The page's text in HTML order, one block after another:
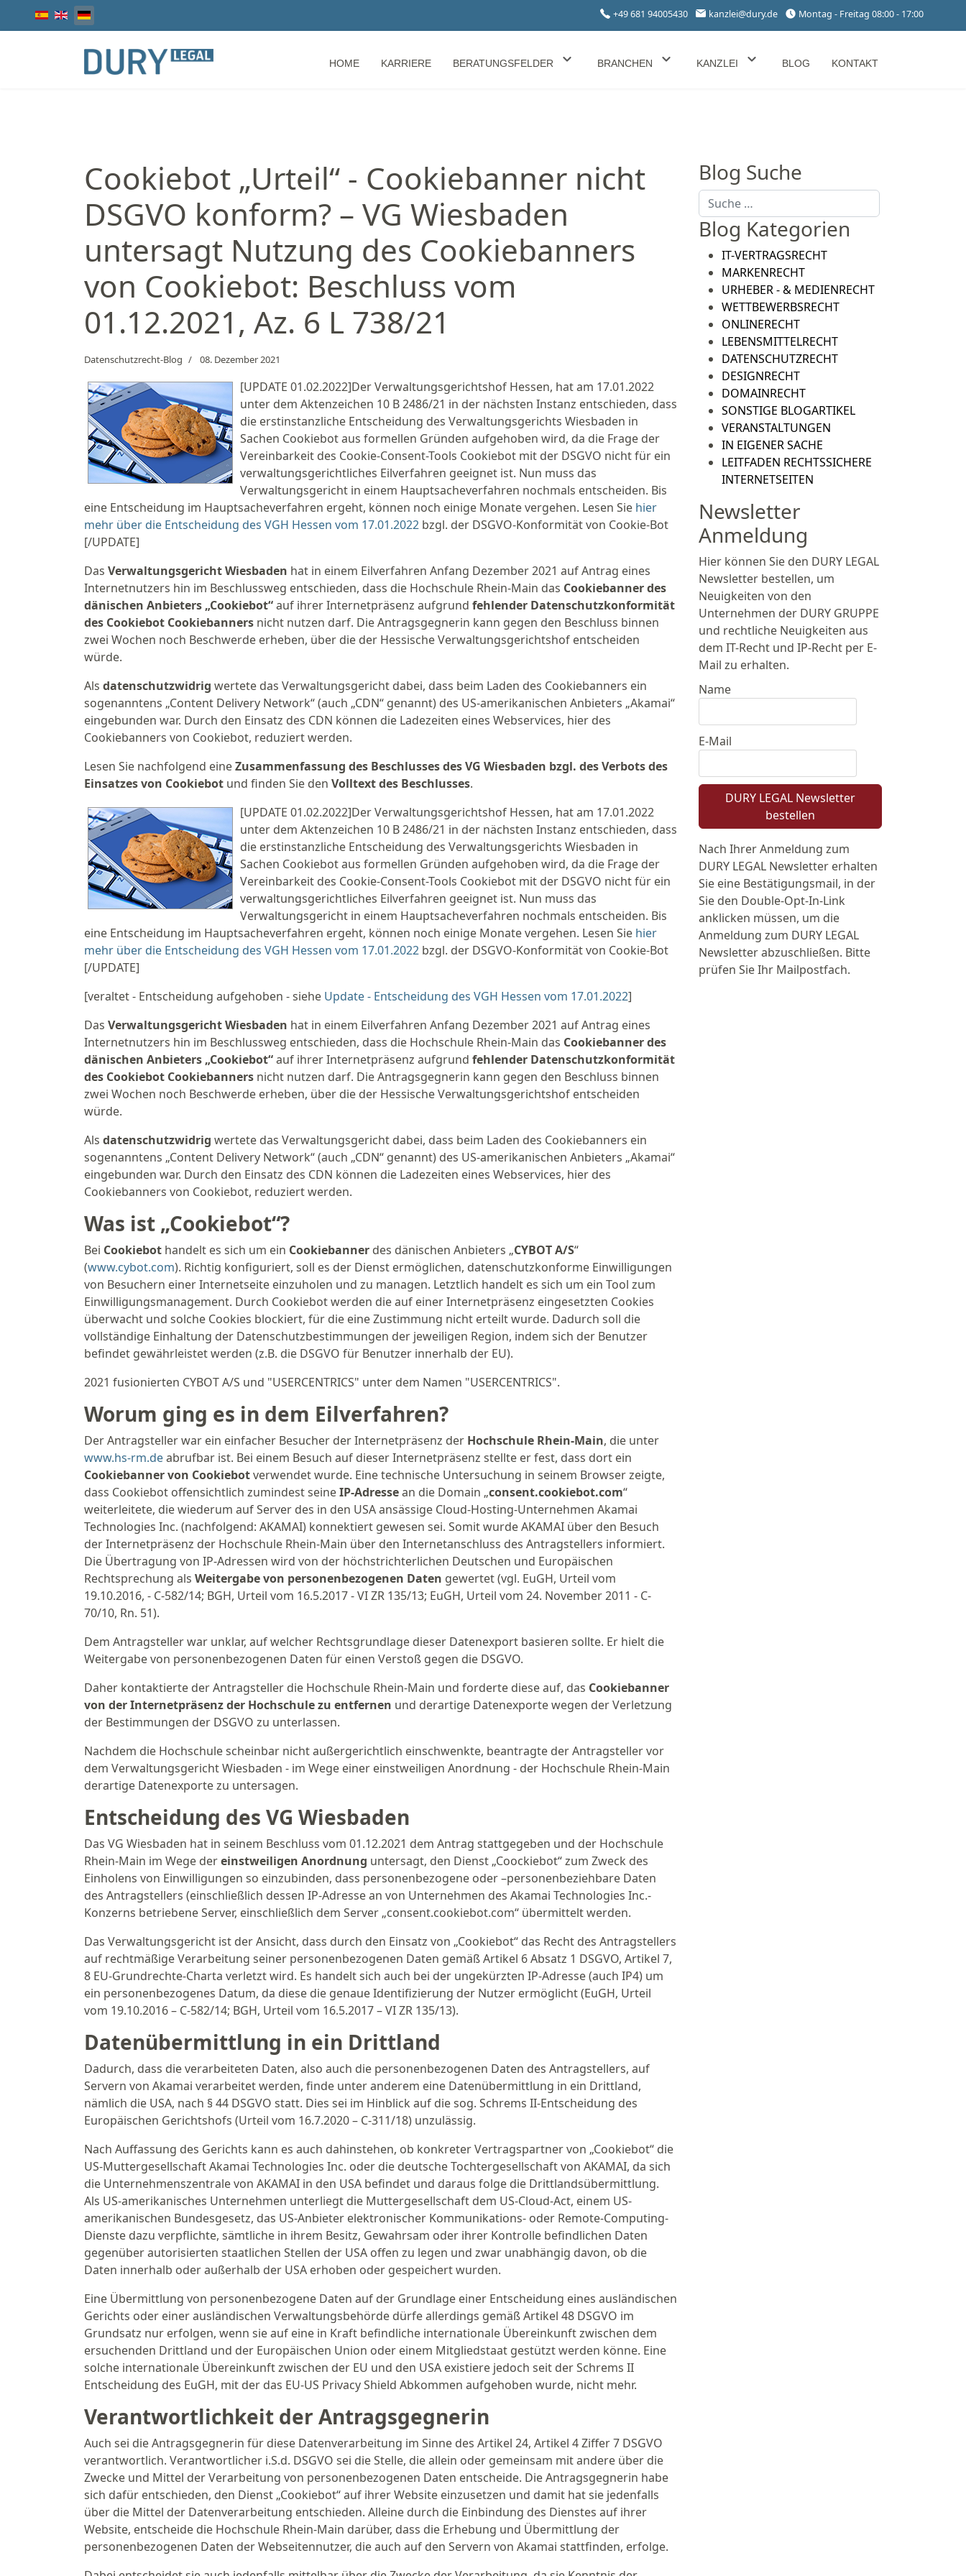
Sprache auswählen +49 681 94005430 kanzlei@dury.de Montag - Freitag 08:00 - 17:00
HOME KARRIERE BERATUNGSFELDER BRANCHEN KANZLEI BLOG KONTAKT
Cookiebot „Urteil“ - Cookiebanner nicht
DSGVO konform? – VG Wiesbaden
untersagt Nutzung des Cookiebanners
von Cookiebot: Beschluss vom
01.12.2021, Az. 6 L 738/21
Datenschutzrecht-Blog 08. Dezember 2021
[UPDATE 01.02.2022]Der Verwaltungsgerichtshof Hessen, hat am 17.01.2022
unter dem Aktenzeichen 10 B 2486/21 in der nächsten Instanz entschieden, dass
die erstinstanzliche Entscheidung des Verwaltungsgerichts Wiesbaden in
Sachen Cookiebot aus formellen Gründen aufgehoben wird, da die Frage der
Vereinbarkeit des Cookie-Consent-Tools Cookiebot mit der DSGVO nicht für ein
verwaltungsgerichtliches Eilverfahren geeignet ist. Nun muss das
Verwaltungsgericht in einem Hauptsacheverfahren nochmals entscheiden. Bis
eine Entscheidung im Hauptsacheverfahren ergeht, können noch einige Monate vergehen. Lesen Sie hier
mehr über die Entscheidung des VGH Hessen vom 17.01.2022 bzgl. der DSGVO-Konformität von Cookie-Bot
[/UPDATE]
Das Verwaltungsgericht Wiesbaden hat in einem Eilverfahren Anfang Dezember 2021 auf Antrag eines
Internetnutzers hin im Beschlussweg entschieden, dass die Hochschule Rhein-Main das Cookiebanner des
dänischen Anbieters „Cookiebot“auf ihrer Internetpräsenz aufgrund fehlender Datenschutzkonformität
des Cookiebot Cookiebanners nicht nutzen darf. Die Antragsgegnerin kann gegen den Beschluss binnen
zwei Wochen noch Beschwerde erheben, über die der Hessische Verwaltungsgerichtshof entscheiden
würde.
Als datenschutzwidrig wertete das Verwaltungsgericht dabei, dass beim Laden des Cookiebanners ein
sogenanntens „Content Delivery Network“ (auch „CDN“ genannt) des US-amerikanischen Anbieters „Akamai“
eingebunden war. Durch den Einsatz des CDN können die Ladezeiten eines Webservices, hier des
Cookiebanners von Cookiebot, reduziert werden.
Lesen Sie nachfolgend eineZusammenfassung des Beschlusses des VG Wiesbaden bzgl. des Verbots des
Einsatzes von Cookiebot und finden Sie den Volltext des Beschlusses.
[UPDATE 01.02.2022]Der Verwaltungsgerichtshof Hessen, hat am 17.01.2022
unter dem Aktenzeichen 10 B 2486/21 in der nächsten Instanz entschieden, dass
die erstinstanzliche Entscheidung des Verwaltungsgerichts Wiesbaden in
Sachen Cookiebot aus formellen Gründen aufgehoben wird, da die Frage der
Vereinbarkeit des Cookie-Consent-Tools Cookiebot mit der DSGVO nicht für ein
verwaltungsgerichtliches Eilverfahren geeignet ist. Nun muss das
Verwaltungsgericht in einem Hauptsacheverfahren nochmals entscheiden. Bis
eine Entscheidung im Hauptsacheverfahren ergeht, können noch einige Monate vergehen. Lesen Sie hier
mehr über die Entscheidung des VGH Hessen vom 17.01.2022 bzgl. der DSGVO-Konformität von Cookie-Bot
[/UPDATE]
[veraltet - Entscheidung aufgehoben - siehe Update - Entscheidung des VGH Hessen vom 17.01.2022]
Das Verwaltungsgericht Wiesbaden hat in einem Eilverfahren Anfang Dezember 2021 auf Antrag eines
Internetnutzers hin im Beschlussweg entschieden, dass die Hochschule Rhein-Main das Cookiebanner des
dänischen Anbieters „Cookiebot“auf ihrer Internetpräsenz aufgrund fehlender Datenschutzkonformität
des Cookiebot Cookiebanners nicht nutzen darf. Die Antragsgegnerin kann gegen den Beschluss binnen
zwei Wochen noch Beschwerde erheben, über die der Hessische Verwaltungsgerichtshof entscheiden
würde.
Als datenschutzwidrig wertete das Verwaltungsgericht dabei, dass beim Laden des Cookiebanners ein
sogenanntens „Content Delivery Network“ (auch „CDN“ genannt) des US-amerikanischen Anbieters „Akamai“
eingebunden war. Durch den Einsatz des CDN können die Ladezeiten eines Webservices, hier des
Cookiebanners von Cookiebot, reduziert werden.
Was ist „Cookiebot“?
Bei Cookiebot handelt es sich um ein Cookiebanner des dänischen Anbieters „CYBOT A/S“
(www.cybot.com). Richtig konfiguriert, soll es der Dienst ermöglichen, datenschutzkonforme Einwilligungen
von Besuchern einer Internetseite einzuholen und zu managen. Letztlich handelt es sich um ein Tool zum
Einwilligungsmanagement. Durch Cookiebot werden die auf einer Internetpräsenz eingesetzten Cookies
überwacht und solche Cookies blockiert, für die eine Zustimmung nicht erteilt wurde. Dadurch soll die
vollständige Einhaltung der Datenschutzbestimmungen der jeweiligen Region, indem sich der Benutzer
befindet gewährleistet werden (z.B. die DSGVO für Benutzer innerhalb der EU).
2021 fusionierten CYBOT A/S und "USERCENTRICS" unter dem Namen "USERCENTRICS".
Worum ging es in dem Eilverfahren?
Der Antragsteller war ein einfacher Besucher der Internetpräsenz der Hochschule Rhein-Main, die unter
www.hs-rm.deabrufbar ist. Bei einem Besuch auf dieser Internetpräsenz stellte er fest, dass dort ein
Cookiebanner von Cookiebotverwendet wurde. Eine technische Untersuchung in seinem Browser zeigte,
dass Cookiebot offensichtlich zumindest seineIP-Adressean die Domain „consent.cookiebot.com“
weiterleitete, die wiederum auf Server des in den USA ansässige Cloud-Hosting-Unternehmen Akamai
Technologies Inc. (nachfolgend: AKAMAI) konnektiert gewesen sei. Somit wurde AKAMAI über den Besuch
der Internetpräsenz der Hochschule Rhein-Main über den Internetanschluss des Antragstellers informiert.
Die Übertragung von IP-Adressen wird von der höchstrichterlichen Deutschen und Europäischen
Rechtsprechung als Weitergabe von personenbezogenen Daten gewertet (vgl. EuGH, Urteil vom
19.10.2016, - C-582/14; BGH, Urteil vom 16.5.2017 - VI ZR 135/13; EuGH, Urteil vom 24. November 2011 - C-
70/10, Rn. 51).
Dem Antragsteller war unklar, auf welcher Rechtsgrundlage dieser Datenexport basieren sollte. Er hielt die
Weitergabe von personenbezogenen Daten für einen Verstoß gegen die DSGVO.
Daher kontaktierte der Antragsteller die Hochschule Rhein-Main und forderte diese auf, das Cookiebanner
von der Internetpräsenz der Hochschule zu entfernen und derartige Datenexporte wegen der Verletzung
der Bestimmungen der DSGVO zu unterlassen.
Nachdem die Hochschule scheinbar nicht außergerichtlich einschwenkte, beantragte der Antragsteller vor
dem Verwaltungsgericht Wiesbaden - im Wege einer einstweiligen Anordnung - der Hochschule Rhein-Main
derartige Datenexporte zu untersagen.
Entscheidung des VG Wiesbaden
Das VG Wiesbaden hat in seinem Beschluss vom 01.12.2021 dem Antrag stattgegeben und der Hochschule
Rhein-Main im Wege dereinstweiligen Anordnung untersagt, den Dienst „Coockiebot“ zum Zweck des
Einholens von Einwilligungen so einzubinden, dass personenbezogene oder –personenbeziehbare Daten
des Antragstellers (einschließlich dessen IP-Adresse an von Unternehmen des Akamai Technologies Inc.-
Konzerns betriebene Server, einschließlich dem Server „consent.cookiebot.com“ übermittelt werden.
Das Verwaltungsgericht ist der Ansicht, dass durch den Einsatz von „Cookiebot“ das Recht des Antragstellers
auf rechtmäßige Verarbeitung seiner personenbezogenen Daten gemäß Artikel 6 Absatz 1 DSGVO, Artikel 7,
8 EU-Grundrechte-Charta verletzt wird. Es handelt sich auch bei der ungekürzten IP-Adresse (auch IP4) um
ein personenbezogenes Datum, da diese die genaue Identifizierung der Nutzer ermöglicht (EuGH, Urteil
vom 19.10.2016 – C-582/14; BGH, Urteil vom 16.5.2017 – VI ZR 135/13).
Datenübermittlung in ein Drittland
Dadurch, dass die verarbeiteten Daten, also auch die personenbezogenen Daten des Antragstellers, auf
Servern von Akamai verarbeitet werden, finde unter anderem eine Datenübermittlung in ein Drittland,
nämlich die USA, nach § 44 DSGVO statt. Dies sei im Hinblick auf die sog. Schrems II-Entscheidung des
Europäischen Gerichtshofs (Urteil vom 16.7.2020 – C-311/18) unzulässig.
Nach Auffassung des Gerichts kann es auch dahinstehen, ob konkreter Vertragspartner von „Cookiebot“ die
US-Muttergesellschaft Akamai Technologies Inc. oder die deutsche Tochtergesellschaft von AKAMAI, da sich
die Unternehmenszentrale von AKAMAI in den USA befindet und daraus folge die Drittlandsübermittlung.
Als US-amerikanisches Unternehmen unterliegt die Muttergesellschaft dem US-Cloud-Act, einem US-
amerikanischen Bundesgesetz, das US-Anbieter elektronischer Kommunikations- oder Remote-Computing-
Dienste dazu verpflichte, sämtliche in ihrem Besitz, Gewahrsam oder ihrer Kontrolle befindlichen Daten
gegenüber autorisierten staatlichen Stellen der USA offen zu legen und zwar unabhängig davon, ob die
Daten innerhalb oder außerhalb der USA erhoben oder gespeichert wurden.
Eine Übermittlung von personenbezogene Daten auf der Grundlage einer Entscheidung eines ausländischen
Gerichts oder einer ausländischen Verwaltungsbehörde dürfe allerdings gemäß Artikel 48 DSGVO im
Grundsatz nur erfolgen, wenn sie auf eine in Kraft befindliche internationale Übereinkunft zwischen dem
ersuchenden Drittland und der Europäischen Union oder einem Mitgliedstaat gestützt werden könne. Eine
solche internationale Übereinkunft zwischen der EU und den USA existiere jedoch seit der Schrems II
Entscheidung des EuGH, mit der das EU-US Privacy Shield Abkommen aufgehoben wurde, nicht mehr.
Verantwortlichkeit der Antragsgegnerin
Auch sei die Antragsgegnerin für diese Datenverarbeitung im Sinne des Artikel 24, Artikel 4 Ziffer 7 DSGVO
verantwortlich. Verantwortlicher i.S.d. DSGVO sei die Stelle, die allein oder gemeinsam mit andere über die
Zwecke und Mittel der Verarbeitung von personenbezogenen Daten entscheide. Die Antragsgegnerin habe
sich dafür entschieden, den Dienst „Cookiebot“ auf ihrer Website einzusetzen und damit hat sie jedenfalls
über die Mittel der Datenverarbeitung entschieden. Alleine durch die Einbindung des Dienstes auf ihrer
Website, entscheide die Hochschule Rhein-Main darüber, dass die Erhebung und Übermittlung der
personenbezogenen Daten der Webseitennutzer, die auch auf den Servern von Akamai stattfinden, erfolge.
Blog Suche
Suchen
Blog Kategorien
IT-VERTRAGSRECHT
MARKENRECHT
URHEBER - & MEDIENRECHT
WETTBEWERBSRECHT
ONLINERECHT
LEBENSMITTELRECHT
DATENSCHUTZRECHT
DESIGNRECHT
DOMAINRECHT
SONSTIGE BLOGARTIKEL
VERANSTALTUNGEN
IN EIGENER SACHE
LEITFADEN RECHTSSICHERE
INTERNETSEITEN
Newsletter
Anmeldung
Hier können Sie den DURY LEGAL
Newsletter bestellen, um
Neuigkeiten von den
Unternehmen der DURY GRUPPE
und rechtliche Neuigkeiten aus
dem IT-Recht und IP-Recht per E-
Mail zu erhalten.
Name
E-Mail
DURY LEGAL Newsletter
bestellen
Nach Ihrer Anmeldung zum
DURY LEGAL Newsletter erhalten
Sie eine Bestätigungsmail, in der
Sie den Double-Opt-In-Link
anklicken müssen, um die
Anmeldung zum DURY LEGAL
Newsletter abzuschließen. Bitte
prüfen Sie Ihr Mailpostfach.